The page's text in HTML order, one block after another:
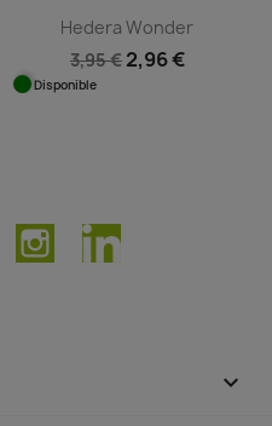
Hedera Wonder
3,95 € 2,96 €
Disponible
PinterestInstagramLinkedIn
